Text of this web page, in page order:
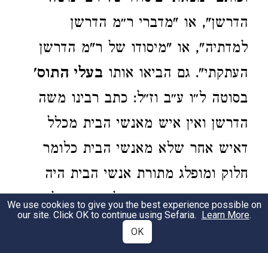
הדרשן", או "מדברי ר״מ הדרשן
למדתיה", או "מיסודו של ר"מ הדרשן
העתקתי". גם הביאו אותו בעלי התוס'
בסוטה ל״ו ע״ב וז״ל: כתב רבינו משה
הדרשן ואין איש מאנשי הבית מכלל
דאיש אחר שלא מאנשי הבית כלומר
חלוק ומופלג מתורת אנשי הבית היה
שם וזה דמות דיוקנו של אביו עכ״ל. גם
הביאו בעל
פענח רזא(שמות י״ח י״א)
We use cookies to give you the best experience possible on
our site. Click OK to continue using Sefaria. Learn More.
OK